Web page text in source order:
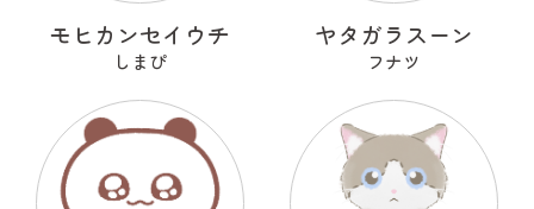
モヒカンセイウチ
しまぴ
ヤタガラスーン
フナツ